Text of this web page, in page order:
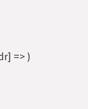
=> )